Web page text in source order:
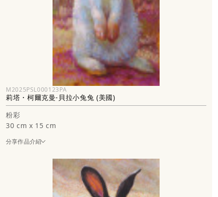
M2025PSL000123PA
莉塔・柯爾克曼-貝拉小兔兔 (美國)
粉彩
30 cm x 15 cm
分享作品介紹